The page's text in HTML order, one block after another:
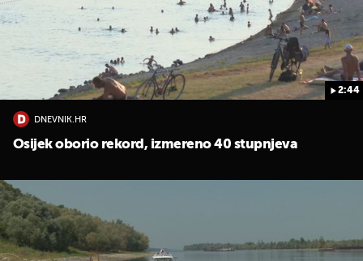
2:44
DNEVNIK.HR
Osijek oborio rekord, izmereno 40 stupnjeva